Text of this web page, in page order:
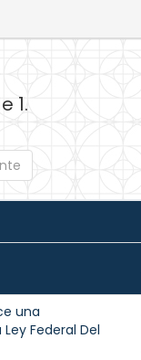
1.
una
Federal Del